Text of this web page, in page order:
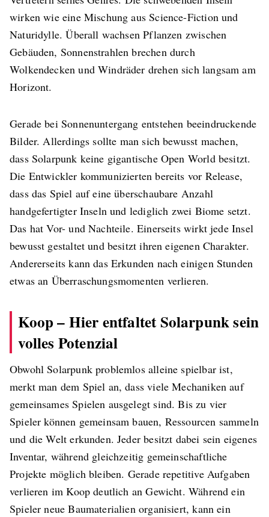
wirken wie eine Mischung aus Science-Fiction und
Naturidylle. Überall wachsen Pflanzen zwischen
Gebäuden, Sonnenstrahlen brechen durch
Wolkendecken und Windräder drehen sich langsam am
Horizont.
Gerade bei Sonnenuntergang entstehen beeindruckende
Bilder. Allerdings sollte man sich bewusst machen,
dass Solarpunk keine gigantische Open World besitzt.
Die Entwickler kommunizierten bereits vor Release,
dass das Spiel auf eine überschaubare Anzahl
handgefertigter Inseln und lediglich zwei Biome setzt.
Das hat Vor- und Nachteile. Einerseits wirkt jede Insel
bewusst gestaltet und besitzt ihren eigenen Charakter.
Andererseits kann das Erkunden nach einigen Stunden
etwas an Überraschungsmomenten verlieren.
Koop – Hier entfaltet Solarpunk sein
volles Potenzial
Obwohl Solarpunk problemlos alleine spielbar ist,
merkt man dem Spiel an, dass viele Mechaniken auf
gemeinsames Spielen ausgelegt sind. Bis zu vier
Spieler können gemeinsam bauen, Ressourcen sammeln
und die Welt erkunden. Jeder besitzt dabei sein eigenes
Inventar, während gleichzeitig gemeinschaftliche
Projekte möglich bleiben. Gerade repetitive Aufgaben
verlieren im Koop deutlich an Gewicht. Während ein
Spieler neue Baumaterialien organisiert, kann ein